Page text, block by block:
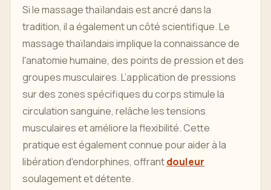
Si le massage thaïlandais est ancré dans la
tradition, il a également un côté scientifique. Le
massage thaïlandais implique la connaissance de
l'anatomie humaine, des points de pression et des
groupes musculaires. L’application de pressions
sur des zones spécifiques du corps stimule la
circulation sanguine, relâche les tensions
musculaires et améliore la flexibilité. Cette
pratique est également connue pour aider à la
libération d'endorphines, offrantdouleur
soulagement et détente.